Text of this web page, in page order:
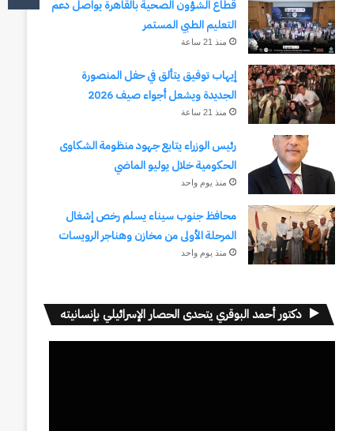
قطاع الشؤون الصحية بالقاهرة يواصل دعم
التعليم الطبي المستمر
منذ 21 ساعة
إيهاب توفيق يتألق في حفل المنصورة
الجديدة ويشعل أجواء صيف 2026
منذ 21 ساعة
رئيس الوزراء يتابع جهود منظومة الشكاوى
الحكومية خلال يوليو الماضي
منذ يوم واحد
محافظ جنوب سيناء يسلم رخص إشغال
المرحلة الأولى من مخازن وهناجر الرويسات
منذ يوم واحد
دكتور أحمد البوقري يتحدى الحصار الإسرائيلي بإنسانيته